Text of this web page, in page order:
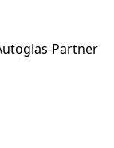
Partner